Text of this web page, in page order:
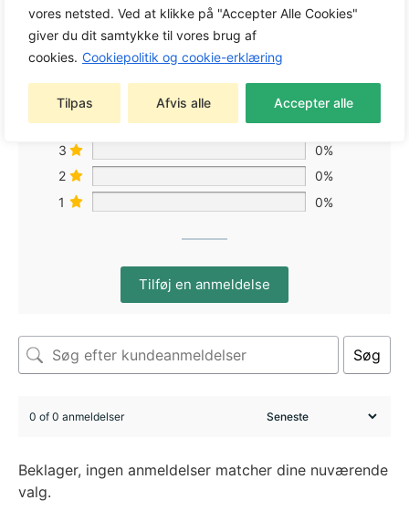
vores netsted. Ved at klikke på "Accepter Alle Cookies"
giver du dit samtykke til vores brug af
cookies. Cookiepolitik og cookie-erklæring
Tilpas Afvis alle Accepter alle
Baseret på 0 anmeldelser
5
0%
4
0%
3
0%
2
0%
1
0%
Tilføj en anmeldelse
Søg
0 of 0 anmeldelser
Beklager, ingen anmeldelser matcher dine nuværende
valg.